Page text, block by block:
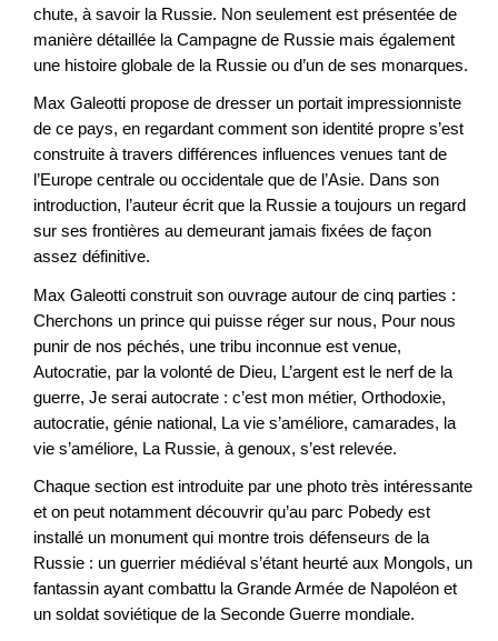
chute, à savoir la Russie. Non seulement est présentée de
manière détaillée la Campagne de Russie mais également
une histoire globale de la Russie ou d’un de ses monarques.
Max Galeotti propose de dresser un portait impressionniste
de ce pays, en regardant comment son identité propre s’est
construite à travers différences influences venues tant de
l’Europe centrale ou occidentale que de l’Asie. Dans son
introduction, l’auteur écrit que la Russie a toujours un regard
sur ses frontières au demeurant jamais fixées de façon
assez définitive.
Max Galeotti construit son ouvrage autour de cinq parties :
Cherchons un prince qui puisse réger sur nous, Pour nous
punir de nos péchés, une tribu inconnue est venue,
Autocratie, par la volonté de Dieu, L’argent est le nerf de la
guerre, Je serai autocrate : c’est mon métier, Orthodoxie,
autocratie, génie national, La vie s’améliore, camarades, la
vie s’améliore, La Russie, à genoux, s’est relevée.
Chaque section est introduite par une photo très intéressante
et on peut notamment découvrir qu’au parc Pobedy est
installé un monument qui montre trois défenseurs de la
Russie : un guerrier médiéval s’étant heurté aux Mongols, un
fantassin ayant combattu la Grande Armée de Napoléon et
un soldat soviétique de la Seconde Guerre mondiale.